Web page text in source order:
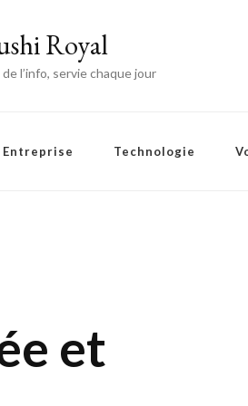
Royal
l’info, servie chaque jour
Entreprise Technologie
et